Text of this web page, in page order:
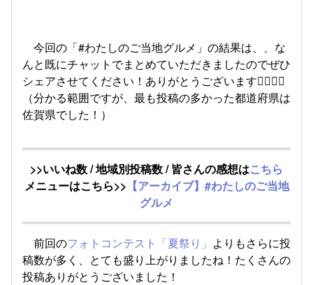
今回の「#わたしのご当地グルメ」の結果は、、な
んと既にチャットでまとめていただきましたのでぜひ
シェアさせてください！ありがとうございます🙇‍♂️🙇‍♀️
（分かる範囲ですが、最も投稿の多かった都道府県は
佐賀県でした！）
>>いいね数 / 地域別投稿数 / 皆さんの感想はこちら
メニューはこちら>> 【アーカイブ】#わたしのご当地
グルメ
前回のフォトコンテスト「夏祭り」 よりもさらに投
稿数が多く、とても盛り上がりましたね！たくさんの
投稿ありがとうございました！